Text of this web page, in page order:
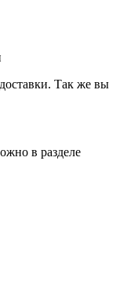
Так же вы
в разделе